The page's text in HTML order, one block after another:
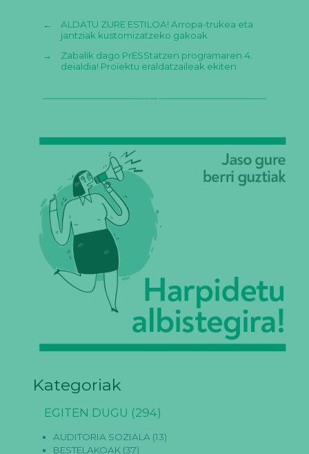
←
ALDATU ZURE ESTILOA! Arropa-trukea eta
jantziak kustomizatzeko gakoak
→
Zabalik dago PrESStatzen programaren 4.
deialdia! Proiektu eraldatzaileak ekiten
Kategoriak
EGITEN DUGU (294)
AUDITORIA SOZIALA (13)
BESTELAKOAK (37)